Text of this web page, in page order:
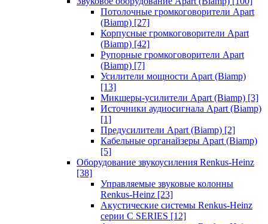
Потолочные громкоговорители Apart
(Biamp) [27]
Корпусные громкоговорители Apart
(Biamp) [42]
Рупорные громкоговорители Apart
(Biamp) [7]
Усилители мощности Apart (Biamp)
[13]
Микшеры-усилители Apart (Biamp) [3]
Источники аудиосигнала Apart (Biamp)
[1]
Предусилители Apart (Biamp) [2]
Кабельные органайзеры Apart (Biamp)
[5]
Оборудование звукоусиления Renkus-Heinz
[38]
Управляемые звуковые колонны
Renkus-Heinz [23]
Акустические системы Renkus-Heinz
серии C SERIES [12]